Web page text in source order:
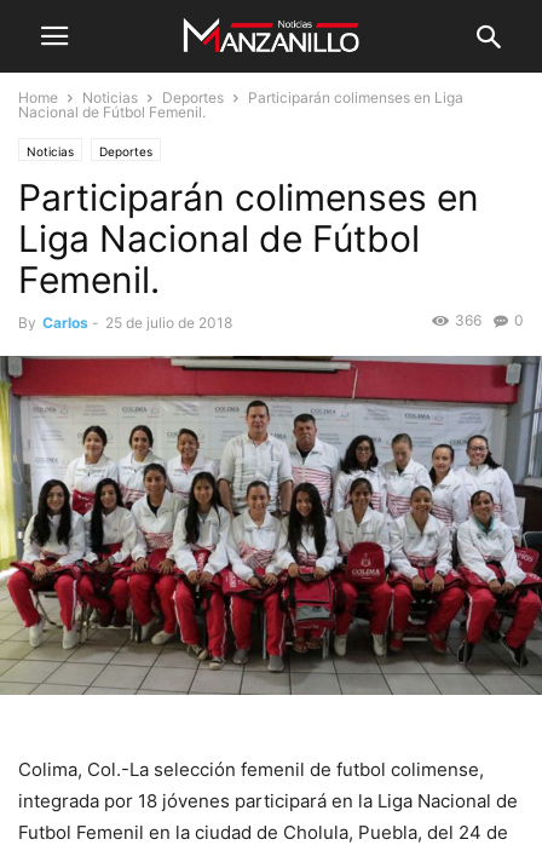
Home Noticias Deportes
Participarán colimenses en Liga
Nacional de Fútbol Femenil.
Noticias Deportes
Participarán colimenses en
Liga Nacional de Fútbol
Femenil.
By Carlos - 25 de julio de 2018 0
366
Colima, Col.-La selección femenil de futbol colimense,
integrada por 18 jóvenes participará en la Liga Nacional de
Futbol Femenil en la ciudad de Cholula, Puebla, del 24 de